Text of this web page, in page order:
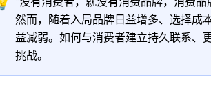
然而，随着入局品牌日益增多、选择成
益减弱。如何与消费者建立持久联系、
挑战。